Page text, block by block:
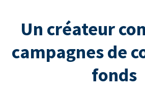
Un créateur
campagnes de
fonds